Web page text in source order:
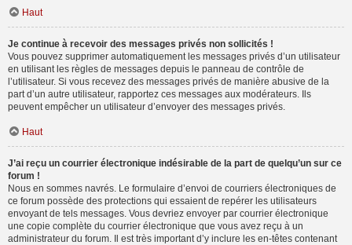
Haut
Je continue à recevoir des messages privés non sollicités !
Vous pouvez supprimer automatiquement les messages privés d’un utilisateur
en utilisant les règles de messages depuis le panneau de contrôle de
l’utilisateur. Si vous recevez des messages privés de manière abusive de la
part d’un autre utilisateur, rapportez ces messages aux modérateurs. Ils
peuvent empêcher un utilisateur d’envoyer des messages privés.
Haut
J’ai reçu un courrier électronique indésirable de la part de quelqu’un sur ce
forum !
Nous en sommes navrés. Le formulaire d’envoi de courriers électroniques de
ce forum possède des protections qui essaient de repérer les utilisateurs
envoyant de tels messages. Vous devriez envoyer par courrier électronique
une copie complète du courrier électronique que vous avez reçu à un
administrateur du forum. Il est très important d’y inclure les en-têtes contenant